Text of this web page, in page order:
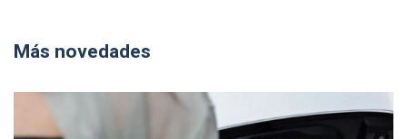
Más novedades